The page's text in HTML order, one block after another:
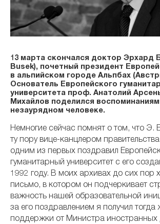
13 марта скончался доктор Эрхард
Busek), почетный президент
в альпийском городе Альпбах
Основатель Европейского
университета проф. Анатолий
Михайлов поделился
незаурядном человеке.
Немногие сейчас помнят о том, что Э.
ту пору вице-канцлером
одним из первых поздравил
гуманитарный университет с его
1992 году. В моих архивах до сих пор
письмо, в котором он подчеркивает
важность нашей образовательной
за его поздравлением я получил
поддержки от Министра иностранных